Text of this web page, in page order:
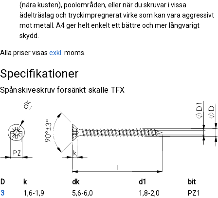
(nära kusten), poolområden, eller när du skruvar i vissa
ädelträslag och tryckimpregnerat virke som kan vara aggressivt
mot metall. A4 ger helt enkelt ett bättre och mer långvarigt
skydd.
Alla priser visas exkl. moms.
Specifikationer
Spånskiveskruv försänkt skalle TFX
D k dk d1
bit
3
1,6-1,9 5,6-6,0 1,8-2,0
PZ1